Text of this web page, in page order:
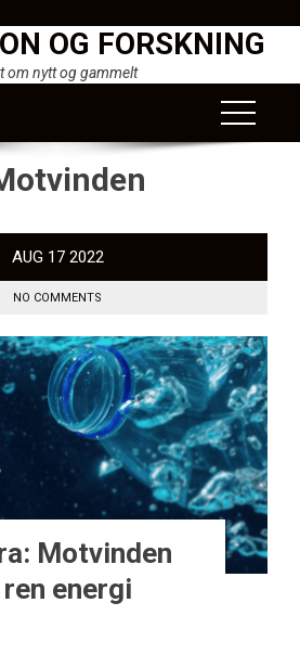
OG FORSKNING
om nytt og gammelt
AUG 17 2022
NO COMMENTS
Motvinden
energi